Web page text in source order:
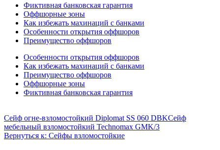
Фиктивная банковская гарантия
Оффшорные зоны
Как избежать махинаций с банками
Особенности открытия оффшоров
Преимущество оффшоров
Особенности открытия оффшоров
Как избежать махинаций с банками
Преимущество оффшоров
Оффшорные зоны
Фиктивная банковская гарантия
Сейф огне-взломостойкий Diplomat SS 060 DBKСейф
мебельный взломостойкий Technomax GMK/3
Вернуться к: Сейфы взломостойкие